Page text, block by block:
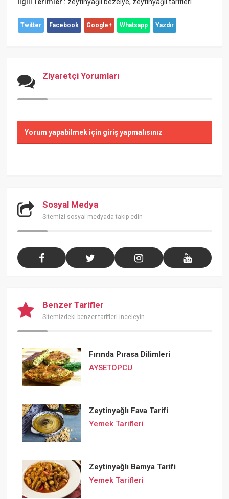
Twitter Facebook Google+ Whatsapp Yazdır
Ziyaretçi Yorumları
Yorum yapabilmek için giriş yapmalısınız
Sosyal Medya
Sitemizi sosyal medyada takip edin
Benzer Tarifler
Sitemizdeki benzer tarifleri inceleyin
Fırında Pırasa Dilimleri
AYSETOPCU
Zeytinyağlı Fava Tarifi
Yemek Tarifleri
Zeytinyağlı Bamya Tarifi
Yemek Tarifleri